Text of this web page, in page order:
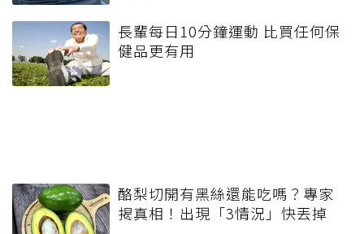
長輩每日10分鐘運動 比買任何保
健品更有用
酪梨切開有黑絲還能吃嗎？專家
揭真相！出現「3情況」快丟掉